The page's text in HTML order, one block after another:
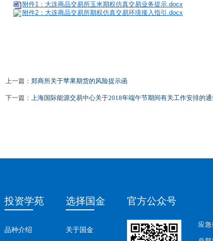
附件1：大连商品交易所玉米期权仿真交易业务提示.docx
附件2：大连商品交易所期权仿真交易环境接入指引.docx
上一篇： 郑商所关于苹果期货的风险提示函
下一篇： 上海国际能源交易中心关于2018年端午节期间有关工作安排的通
投资学苑
品种介绍
选择国金
关于国金
官方公众号
应